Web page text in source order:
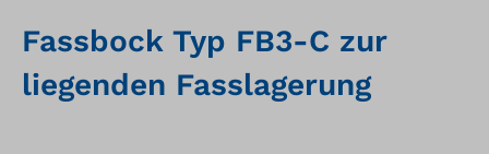
Fassbock Typ FB3-C zur
liegenden Fasslagerung